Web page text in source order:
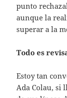
punto
aunque la
superar a la
Todo es
Estoy tan
Ada Colau, si